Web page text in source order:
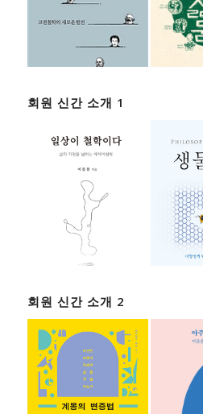
회원 신간 소개 1
회원 신간 소개 2